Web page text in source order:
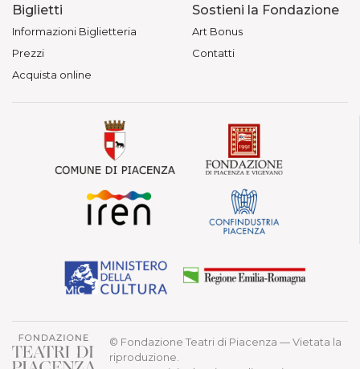
Biglietti
Informazioni Biglietteria
Prezzi
Acquista online
Sostieni la Fondazione
Art Bonus
Contatti
© Fondazione Teatri di Piacenza — Vietata la
riproduzione.